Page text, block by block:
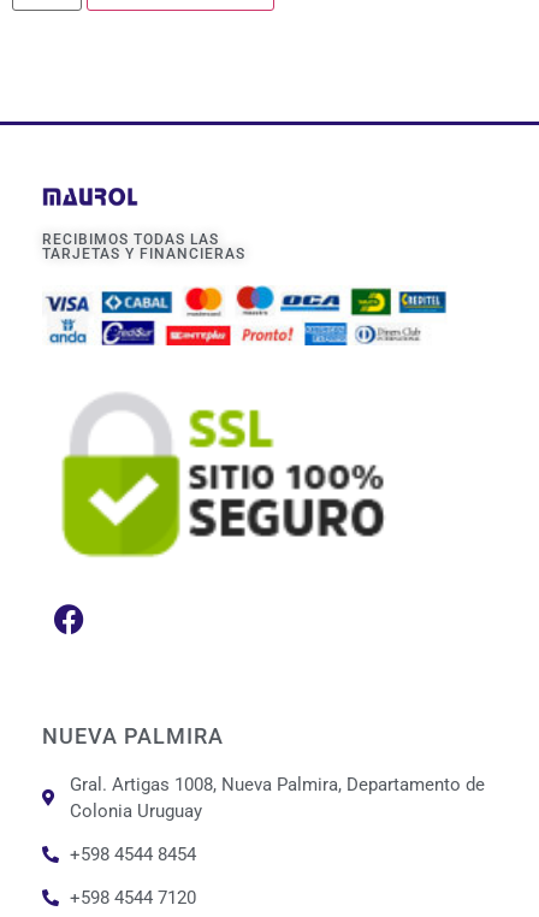
RECIBIMOS TODAS LAS
TARJETAS Y FINANCIERAS
NUEVA PALMIRA
Gral. Artigas 1008, Nueva Palmira, Departamento de
Colonia Uruguay
+598 4544 8454
+598 4544 7120